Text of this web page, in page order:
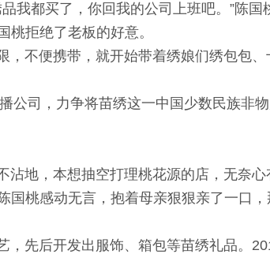
都买了，你回我的公司上班吧。”陈国
拒绝了老板的好意。
不便携带，就开始带着绣娘们绣包包、
司，力争将苗绣这一中国少数民族非
，本想抽空打理桃花源的店，无奈心
桃感动无言，抱着母亲狠狠亲了一口，
先后开发出服饰、箱包等苗绣礼品。